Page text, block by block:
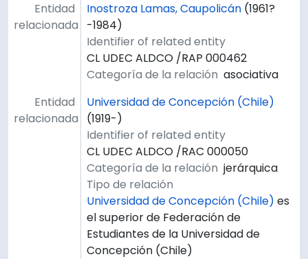
Entidad
relacionada
Inostroza Lamas, Caupolicán (1961?
-1984)
Identifier of related entity
CL UDEC ALDCO /RAP 000462
Categoría de la relación asociativa
Entidad
relacionada
Universidad de Concepción (Chile)
(1919-)
Identifier of related entity
CL UDEC ALDCO /RAC 000050
Categoría de la relación jerárquica
Tipo de relación
Universidad de Concepción (Chile) es
el superior de Federación de
Estudiantes de la Universidad de
Concepción (Chile)